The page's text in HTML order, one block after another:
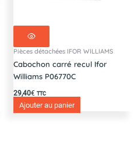
Pièces détachées IFOR WILLIAMS
Cabochon carré recul Ifor
Williams P06770C
29,40€ TTC
Ajouter au panier